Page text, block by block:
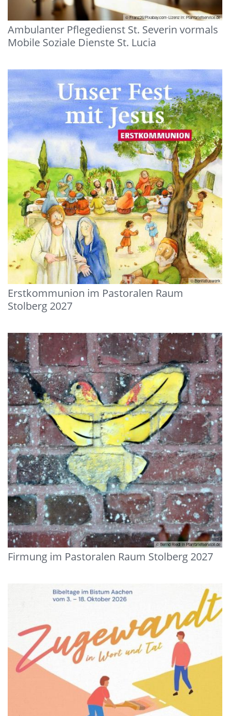
© Franz26/Pixabay.com-Lizenz in: Pfarrbriefservice.de
Ambulanter Pflegedienst St. Severin vormals
Mobile Soziale Dienste St. Lucia
© Bonifatiuswerk
Erstkommunion im Pastoralen Raum
Stolberg 2027
© Bernd Riedl in Pfarrbriefservice.de
Firmung im Pastoralen Raum Stolberg 2027